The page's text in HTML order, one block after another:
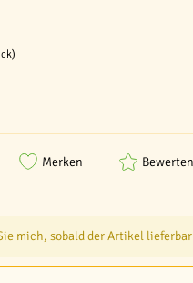
mich, sobald der Artikel
Merken Bewerten